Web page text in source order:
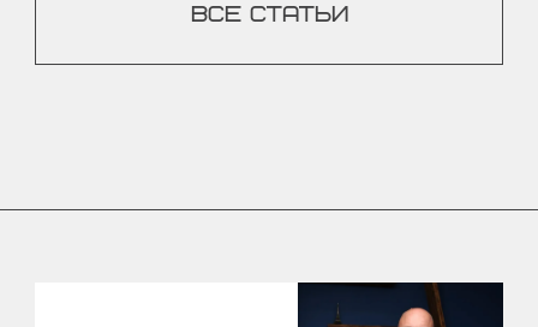
ВСЕ СТАТЬИ